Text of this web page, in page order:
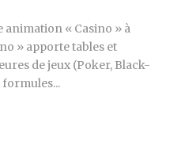
animation « Casino » à
» apporte tables et
de jeux (Poker, Black-